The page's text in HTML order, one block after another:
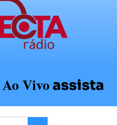
Ao Vivoassista